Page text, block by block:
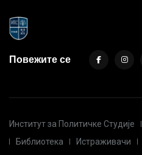
Повежите се
Институт за Политичке Студије
Библиотека
Истраживачи